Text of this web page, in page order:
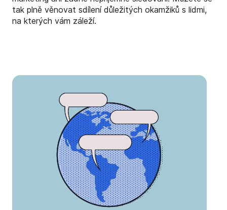
tak plně věnovat sdílení důležitých okamžiků s lidmi,
na kterých vám záleží.